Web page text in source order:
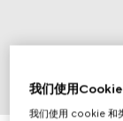
我们使用Cookie
我们使用 cookie 和